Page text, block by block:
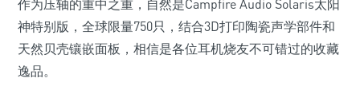
作为压轴的重中之重，自然是Campfire Audio Solaris太阳
神特别版，全球限量750只，结合3D打印陶瓷声学部件和
天然贝壳镶嵌面板，相信是各位耳机烧友不可错过的收藏
逸品。